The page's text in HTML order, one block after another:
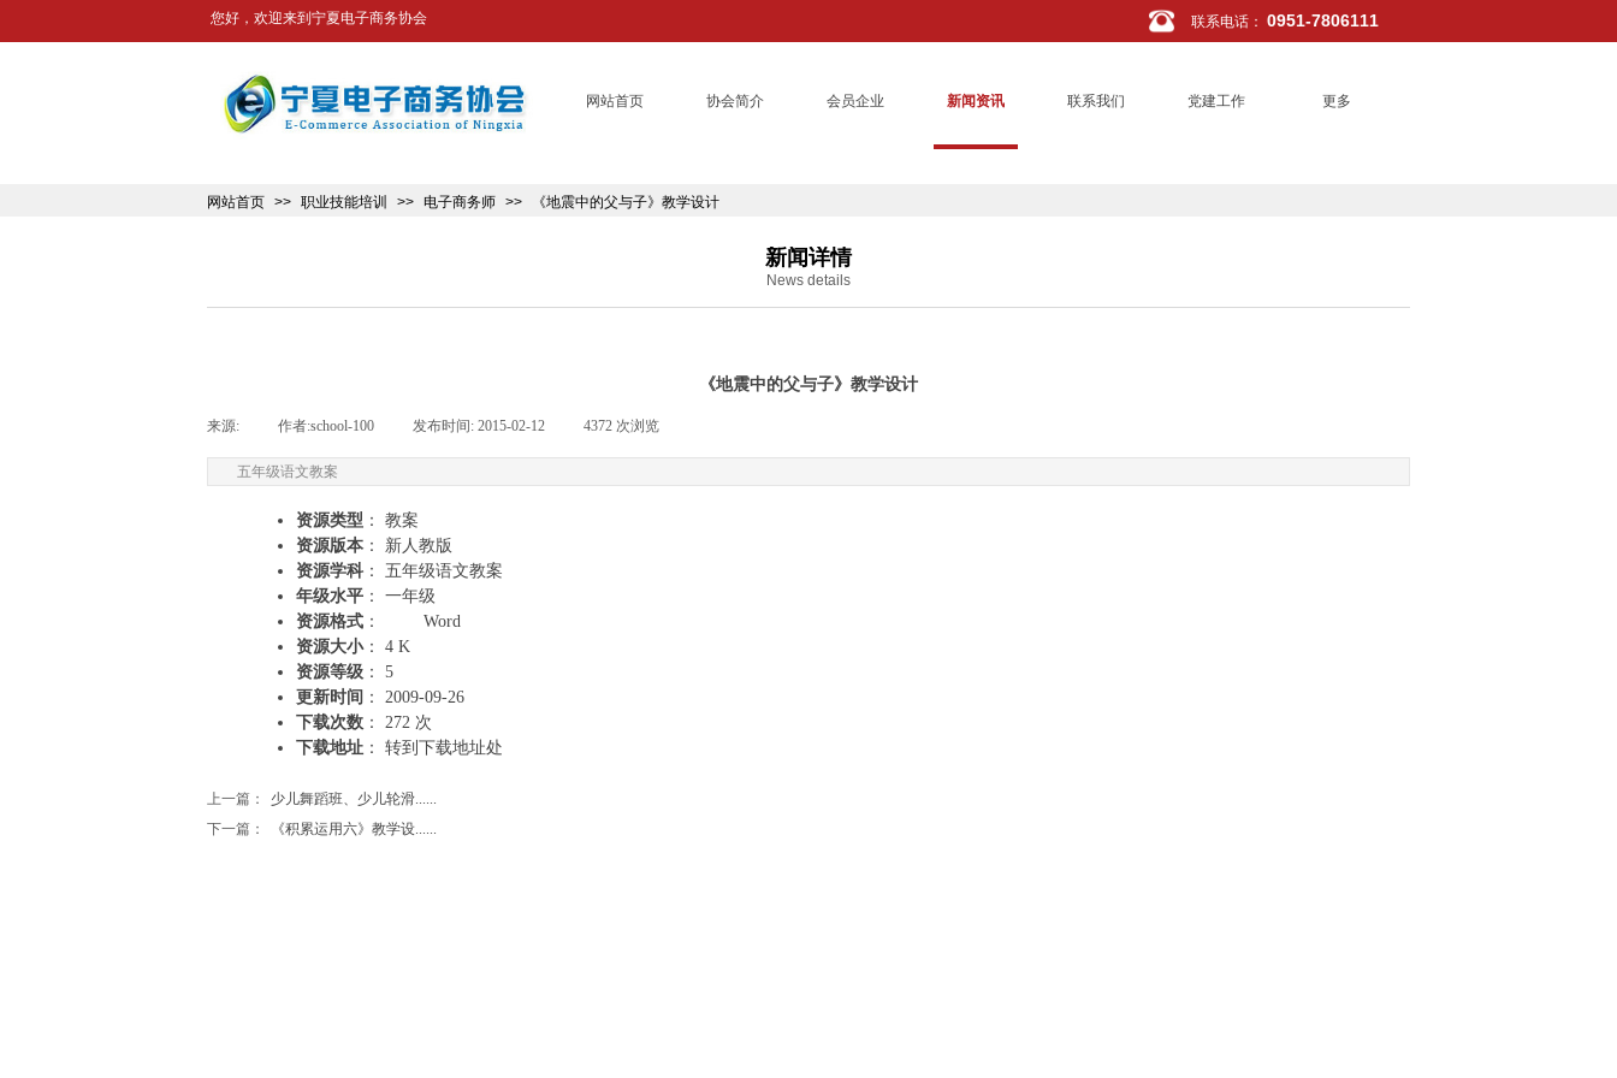
您好，欢迎来到宁夏电子商务协会 联系电话 ： 0951-7806111
网站首页 协会简介 会员企业 新闻资讯 联系我们 党建工作 更多
网站首页 >> 职业技能培训 >> 电子商务师 >> 《地震中的父与子》教学设计
新闻详情
News details
《地震中的父与子》教学设计
来源: 作者:school-100 发布时间: 2015-02-12 4372 次浏览
五年级语文教案
资源类型 ： 教案
资源版本 ： 新人教版
资源学科 ： 五年级语文教案
年级水平 ： 一年级
资源格式 ：
Word
资源大小： 4 K
资源等级 ： 5
更新时间 ： 2009-09-26
下载次数 ： 272 次
下载地址 ： 转到下载地址处
上一篇：
少儿舞蹈班、少儿轮滑......
下一篇：
《积累运用六》教学设......